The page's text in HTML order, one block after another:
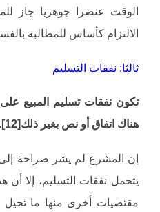
الوقت عنصرا جوهريا جاز
الالتزام كأساس للمطالبة
ثالثا: نفقات التسليم
تكون نفقات تسليم المبيع على
هناك اتفاق أو نص بغير ذلك[12].
إن المشرع لم يشر صراحة
يتحمل نفقات التسليم، إلا
مقتضيات أخرى منها ما